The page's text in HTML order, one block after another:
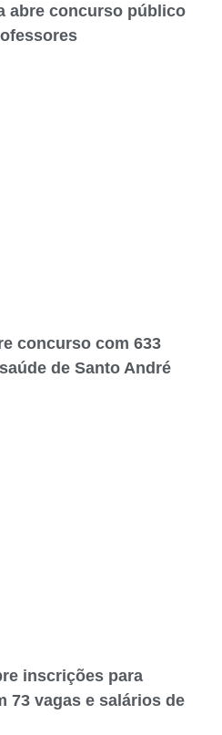
abre concurso público
concurso com 633
de Santo André
inscrições para
73 vagas e salários de